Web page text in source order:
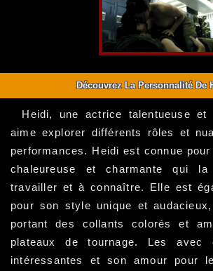
Découvrez La Personnalité De
Heidi, une actrice talentueuse et
aime explorer différents rôles et
performances. Heidi est connue
chaleureuse et charmante qui
travailler et à connaître. Elle est
pour son style unique et
portant des collants colorés et
plateaux de tournage. Les avec
intéressantes et son amour pour